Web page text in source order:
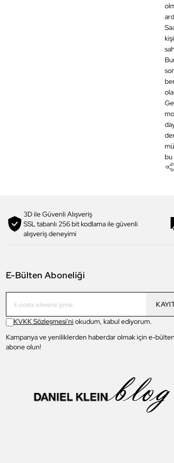
bu
3D ile Güvenli Alışveriş
SSL tabanlı 256 bit kodlama ile güvenli
alışveriş deneyimi
E-Bülten Aboneliği
KVKK Sözleşmesi'ni okudum, kabul ediyorum.
Kampanya ve yeniliklerden haberdar olmak için e-
abone olun!